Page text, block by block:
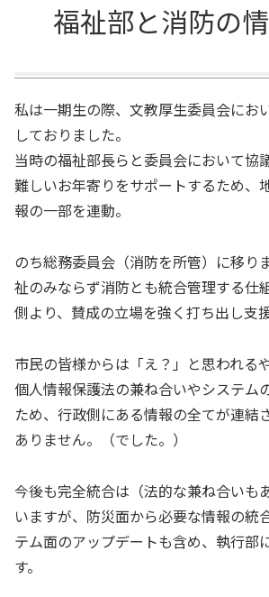
福祉部と消防の
私は一期生の際、文教厚生委員会にお
しておりました。
当時の福祉部長らと委員会において協
難しいお年寄りをサポートするため、
報の一部を連動。
のち総務委員会（消防を所管）に移り
祉のみならず消防とも統合管理する仕
側より、賛成の立場を強く打ち出し支
市民の皆様からは「え？」と思われる
個人情報保護法の兼ね合いやシステム
ため、行政側にある情報の全てが連結
ありません。（でした。）
今後も完全統合は（法的な兼ね合いも
いますが、防災面から必要な情報の統
テム面のアップデートも含め、執行部
す。